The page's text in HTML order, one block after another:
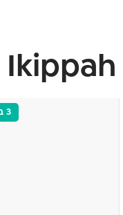
Ikippah
3 ב-110